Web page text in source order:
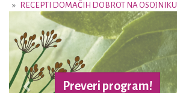
RECEPTI DOMAČIH DOBROT NA OSOJNIKU
Preveri program!
Previous